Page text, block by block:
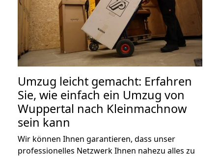
Umzug leicht gemacht: Erfahren
Sie, wie einfach ein Umzug von
Wuppertal nach Kleinmachnow
sein kann
Wir können Ihnen garantieren, dass unser
professionelles Netzwerk Ihnen nahezu alles zu